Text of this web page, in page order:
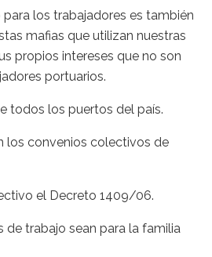
los trabajadores es también
mafias que utilizan nuestras
propios intereses que no son
portuarios.
todos los puertos del país.
los convenios colectivos de
el Decreto 1409/06.
de trabajo sean para la familia